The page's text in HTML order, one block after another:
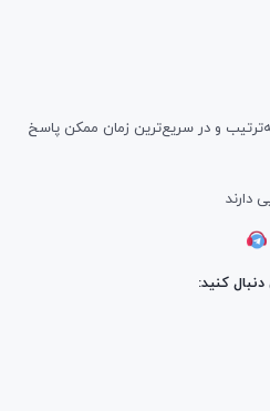
و در سریع‌ترین زمان ممکن پاسخ
دارند
کنید: